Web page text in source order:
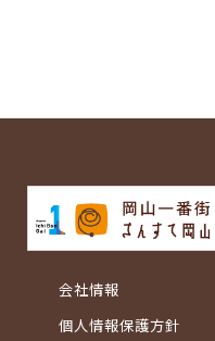
会社情報
個人情報保護方針